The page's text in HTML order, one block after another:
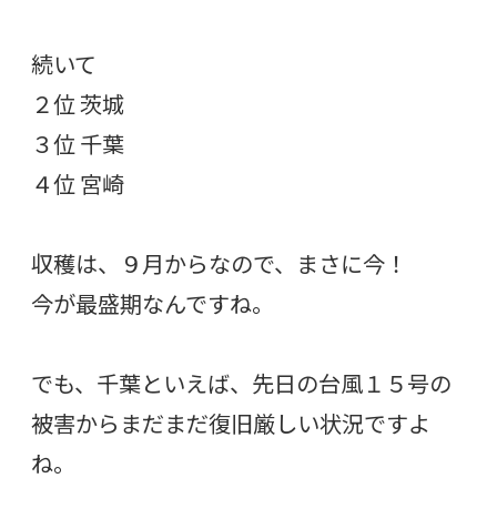
続いて
２位 茨城
３位 千葉
４位 宮崎
収穫は、９月からなので、まさに今！
今が最盛期なんですね。
でも、千葉といえば、先日の台風１５号の
被害からまだまだ復旧厳しい状況ですよ
ね。